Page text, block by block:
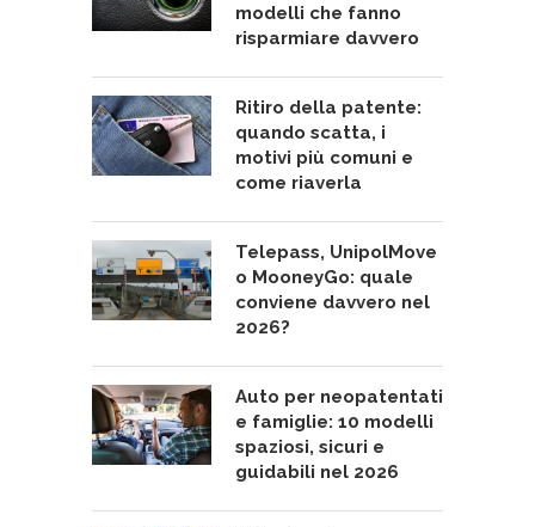
modelli che fanno
risparmiare davvero
Ritiro della patente:
quando scatta, i
motivi più comuni e
come riaverla
Telepass, UnipolMove
o MooneyGo: quale
conviene davvero nel
2026?
Auto per neopatentati
e famiglie: 10 modelli
spaziosi, sicuri e
guidabili nel 2026